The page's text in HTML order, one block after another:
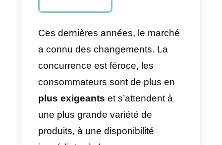
Comment
changer
votre
stratégie de
support
client?
Conclusion